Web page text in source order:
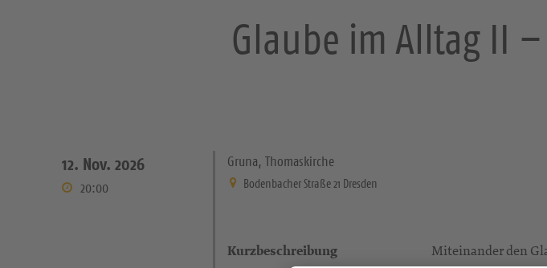
Glaube im Alltag II
12. Nov. 2026
20:00
Gruna, Thomaskirche
Bodenbacher Straße 21 Dresden
Kurzbeschreibung
Miteinander den